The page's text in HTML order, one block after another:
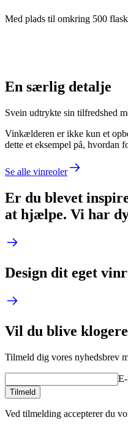
Med plads til omkring 500
En særlig detalje
Svein udtrykte sin tilfredshed
Vinkælderen er ikke kun et
dette et eksempel på, hvordan
Se alle vinreoler
Er du blevet
at hjælpe. Vi har
Design dit eget
Vil du blive
Tilmeld dig vores nyhedsbrev
Tilmeld
Ved tilmelding accepterer du